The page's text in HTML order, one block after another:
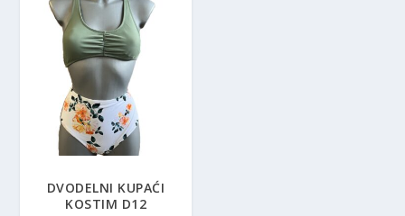
DVODELNI KUPAĆI
KOSTIM D12